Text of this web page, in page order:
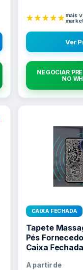
★★★★★mais
Ver
NEGOCIAR
NO
CAIXA FECHADA
Tapete
Pés
Caixa Fechada
A partir de